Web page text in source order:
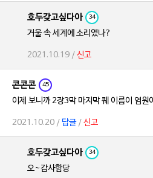
호두갖고싶다아 34
거울 속 세계에 소리였나?
2021.10.19 / 신고
콘콘콘 45
이제 보니까 2장3막 마지막 퀘 이름이 염원
2021.10.20 / 답글/ 신고
호두갖고싶다아 34
오~감사함당